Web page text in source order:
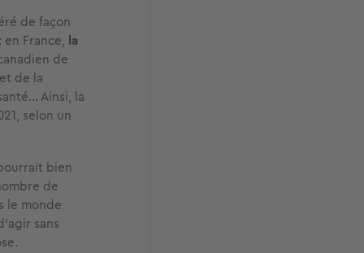
de façon
France, la
de
de la
Ainsi, la
selon un
bien
de
le monde
sans